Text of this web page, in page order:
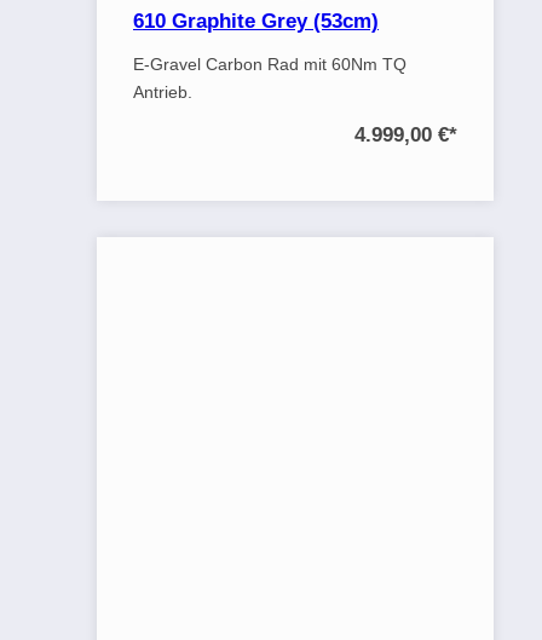
610 Graphite Grey (53cm)
E-Gravel Carbon Rad mit 60Nm TQ
Antrieb.
4.999,00 €*